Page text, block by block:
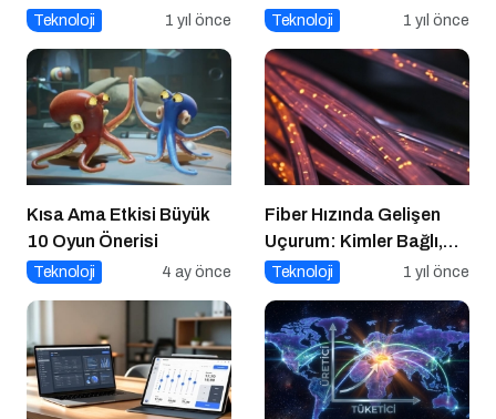
Temizlemenin Zamanı
Teknoloji 1 yıl önce Teknoloji 1 yıl önce
Kısa Ama Etkisi Büyük
10 Oyun Önerisi
Teknoloji 4 ay önce
Fiber Hızında Gelişen
Uçurum: Kimler Bağlı,
Kimler Dışarıda
Teknoloji 1 yıl önce